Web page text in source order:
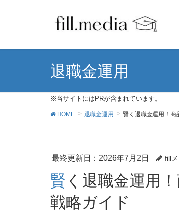
退職金運用
※当サイトにはPRが含まれています。
HOME 退職金運用 賢く退職金運用！商
最終更新日：2026年7月2日 fill
賢く退職金運用！商品比較で最適な利回りを目指す
戦略ガイド